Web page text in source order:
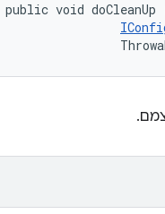
public void doCleanUp